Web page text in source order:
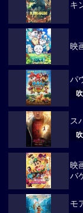
キ
映
パ
ス
映
バ
モ